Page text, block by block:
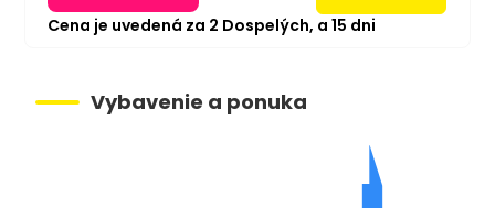
Cena je uvedená za 2 Dospelých, a 15 dni
Vybavenie a ponuka